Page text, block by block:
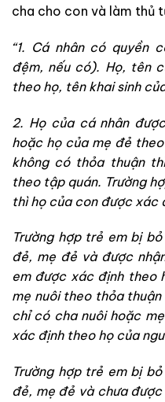
cha cho con và làm thủ
“1. Cá nhân có quyền
đệm, nếu có). Họ, tên
theo họ, tên khai sinh
2. Họ của cá nhân
hoặc họ của mẹ đẻ
không có thỏa thuận
theo tập quán. Trường
thì họ của con được xác
Trường hợp trẻ em bị
đẻ, mẹ đẻ và được
em được xác định theo
mẹ nuôi theo thỏa
chỉ có cha nuôi hoặc
xác định theo họ của
Trường hợp trẻ em bị
đẻ, mẹ đẻ và chưa